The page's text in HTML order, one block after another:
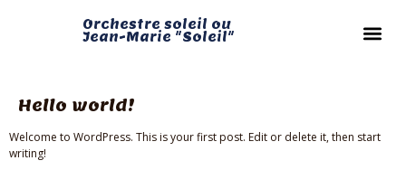
Orchestre soleil ou
Jean-Marie "Soleil"
Hello world!
Welcome to WordPress. This is your first post. Edit or delete it, then start
writing!